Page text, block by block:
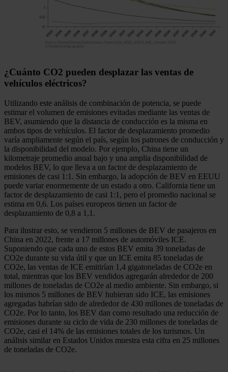
¿Cuánto CO2 pueden desplazar las ventas de
vehículos eléctricos?
Utilizando este análisis de combinación de potencia, se puede
estimar el volumen de emisiones evitadas mediante las ventas de
BEV, asumiendo que la distancia de conducción es la misma en
ambos tipos de vehículos. El factor de desplazamiento promedio
varía ampliamente según el país, según los patrones de conducción y
la disponibilidad del modelo. Por ejemplo, China tiene un
kilometraje promedio anual bajo y una amplia disponibilidad de
modelos BEV, lo que lleva a un factor de desplazamiento de
emisiones de casi 1:1. Sin embargo, la adopción de BEV en EEUU
puede variar enormemente de un estado a otro. California tiene un
factor de desplazamiento de casi 1:1, pero el promedio nacional se
estima en 0,6. Los países europeos tienen un factor de
desplazamiento de 0,8 a 1,1.
Para ilustrar esto, se vendieron 5 millones de BEV de pasajeros en
China en 2022, frente a 17 millones de automóviles ICE.
Suponiendo que cada uno de estos BEV emita 39 toneladas de
CO2e durante su vida útil y que un ICE emita 85 toneladas de
CO2e, las ventas de ICE emitirían 1,4 gigatoneladas de CO2e en
total, mientras que los BEV vendidos agregarán alrededor de 200
millones de toneladas de CO2e al medio ambiente. Sin embargo, si
los mismos 5 millones de BEV hubieran sido ICE, las emisiones
agregadas habrían sido de alrededor de 430 millones de toneladas de
CO2e. Por lo tanto, los BEV dan como resultado una reducción de
emisiones durante su ciclo de vida de 230 millones de toneladas de
CO2e, casi el 14% de las emisiones totales de los turismos. Un
análisis similar en Estados Unidos muestra esta cifra en 25 millones
de toneladas de CO2e.